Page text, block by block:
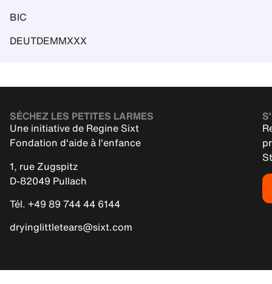
BIC
DEUTDEMMXXX
SÉCHEZ LES PETITES LARMES
Une initiative de Regine Sixt
Fondation d'aide à l'enfance
1, rue Zugspitz
D-82049 Pullach
Tél. +49 89 744 44 6144
dryinglittletears@sixt.com